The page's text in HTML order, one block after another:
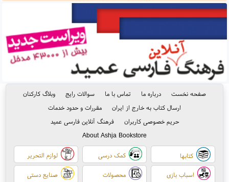
صفحه نخست درباره ما تماس با ما سوالات رایج
وبلاگ کارکنان
ارسال کتاب به خارج از ایران
مقررات و حدود خدمات
حریم خصوصی کاربران
فرهنگ آنلاین فارسی عمید
About Ashja Bookstore
کتابها کمک درسی لوازم التحریر
اسباب بازی
محصولات
صنایع دستی